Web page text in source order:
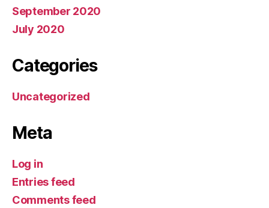
September 2020
July 2020
Categories
Uncategorized
Meta
Log in
Entries feed
Comments feed